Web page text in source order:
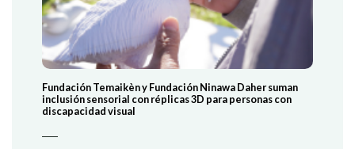
Fundación Temaikèn y Fundación Ninawa Daher suman
inclusión sensorial con réplicas 3D para personas con
discapacidad visual